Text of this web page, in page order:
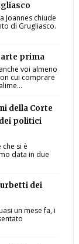
Joannes chiude
di Grugliasco.
prima
voi almeno
cui comprare
della Corte
politici
si è
data in due
dei
un mese fa, i